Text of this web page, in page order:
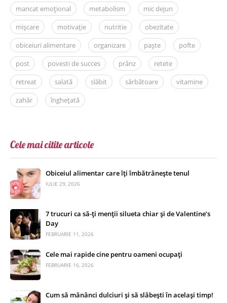
mancat emoțional
metabolism
mic dejun
mișcare
motivație nutritie
obezitate
obiceiuri alimentare
organizare paște
pofte
post
povesti de succes prânz
retete
retreat
salată slăbit sărbătoare
vitamine
zahăr
înghețată
Cele mai citite articole
Obiceiul alimentar care îți îmbătrânește tenul
IULIE 29, 2026
7 trucuri ca să-ți menții silueta chiar și de Valentine’s
Day
FEBRUARIE 11, 2026
Cele mai rapide cine pentru oameni ocupați
FEBRUARIE 16, 2026
Cum să mănânci dulciuri și să slăbești în același timp!